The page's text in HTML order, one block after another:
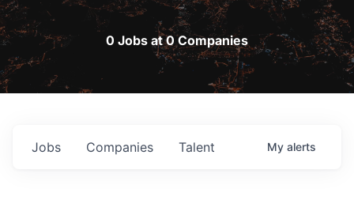
0 Jobs at 0 Companies
Jobs Companies Talent My alerts